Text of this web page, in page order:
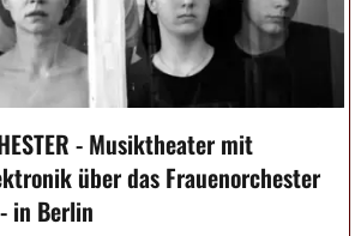
- Musiktheater mit
über das Frauenorchester
in Berlin